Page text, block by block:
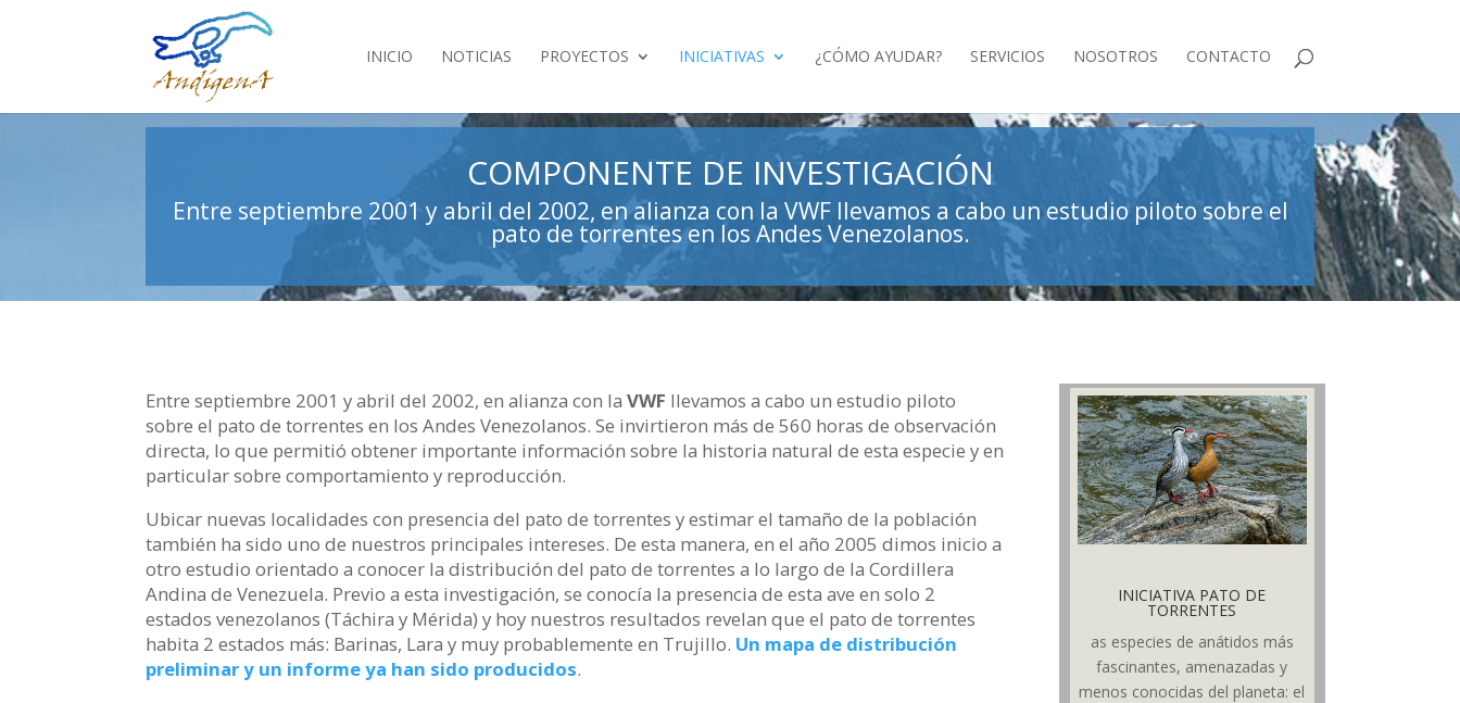
INICIO NOTICIAS PROYECTOS INICIATIVAS ¿CÓMO AYUDAR? SERVICIOS NOSOTROS CONTACTO
COMPONENTE DE INVESTIGACIÓN
Entre septiembre 2001 y abril del 2002, en alianza con la VWF llevamos a cabo un estudio piloto sobre el
pato de torrentes en los Andes Venezolanos.
Entre septiembre 2001 y abril del 2002, en alianza con laVWF llevamos a cabo un estudio piloto
sobre el pato de torrentes en los Andes Venezolanos. Se invirtieron más de 560 horas de observación
directa, lo que permitió obtener importante información sobre la historia natural de esta especie y en
particular sobre comportamiento y reproducción.
Ubicar nuevas localidades con presencia del pato de torrentes y estimar el tamaño de la población
también ha sido uno de nuestros principales intereses. De esta manera, en el año 2005 dimos inicio a
otro estudio orientado a conocer la distribución del pato de torrentes a lo largo de la Cordillera
Andina de Venezuela. Previo a esta investigación, se conocía la presencia de esta ave en solo 2
estados venezolanos (Táchira y Mérida) y hoy nuestros resultados revelan que el pato de torrentes
habita 2 estados más: Barinas, Lara y muy probablemente en Trujillo. Un mapa de distribución
preliminar y un informe ya han sido producidos.
INICIATIVA PATO DE
TORRENTES
as especies de anátidos más
fascinantes, amenazadas y
menos conocidas del planeta: el